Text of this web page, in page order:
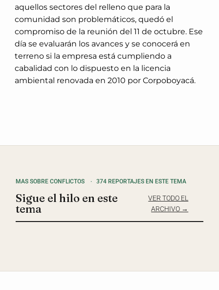
aquellos sectores del relleno que para la
comunidad son problemáticos, quedó el
compromiso de la reunión del 11 de octubre. Ese
día se evaluarán los avances y se conocerá en
terreno si la empresa está cumpliendo a
cabalidad con lo dispuesto en la licencia
ambiental renovada en 2010 por Corpoboyacá.
MAS SOBRE CONFLICTOS · 374 REPORTAJES EN ESTE TEMA
Sigue el hilo en este
tema
VER TODO EL
ARCHIVO →